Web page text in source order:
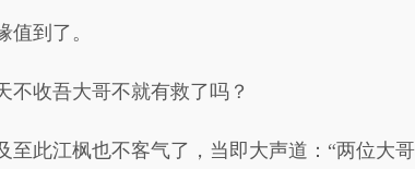
值到了。
不收吾大哥不就有救了吗？
至此江枫也不客气了，当即大声道：“两位大